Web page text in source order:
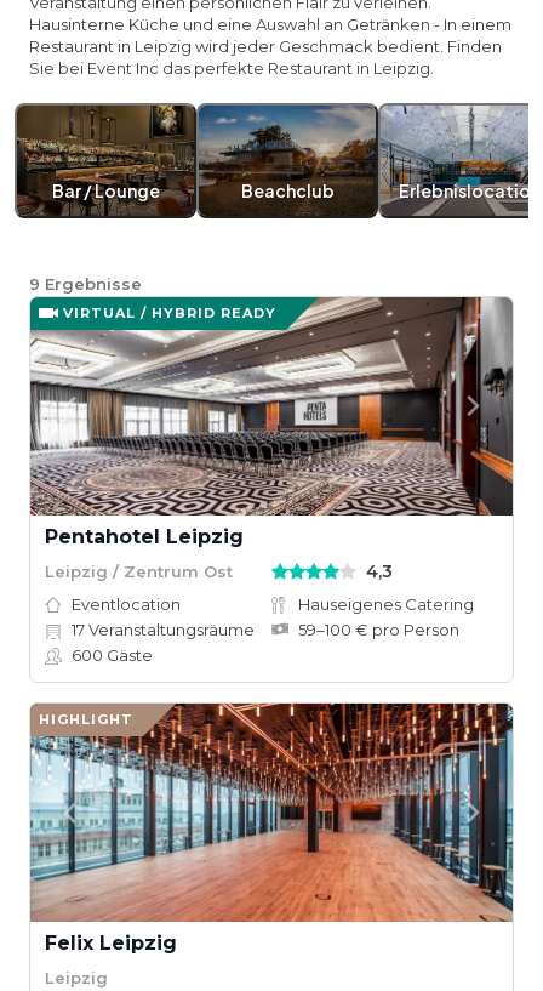
Hausinterne Küche und eine Auswahl an Getränken - In einem
Restaurant in Leipzig wird jeder Geschmack bedient. Finden
Sie bei Event Inc das perfekte Restaurant in Leipzig.
Bar / Lounge Beachclub Erlebnislocation
9 Ergebnisse
VIRTUAL / HYBRID READY
Pentahotel Leipzig
Leipzig / Zentrum Ost 4,3
Eventlocation
Hauseigenes Catering
17Veranstaltungsräume
59–100 € pro Person
600 Gäste
HIGHLIGHT
Felix Leipzig
Leipzig